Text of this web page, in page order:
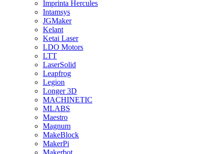
Imprinta Hercules
Intamsys
JGMaker
Kelant
Ketai Laser
LDO Motors
LTT
LaserSolid
Leapfrog
Legion
Longer 3D
MACHINETIC
MLABS
Maestro
Magnum
MakeBlock
MakerPi
Makerbot